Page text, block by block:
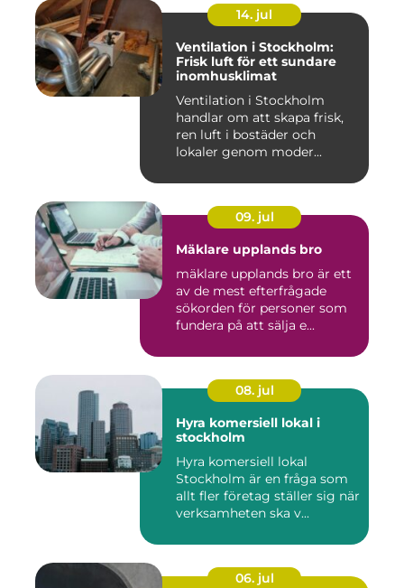
14. jul
Ventilation i Stockholm:
Frisk luft för ett sundare
inomhusklimat
Ventilation i Stockholm
handlar om att skapa frisk,
ren luft i bostäder och
lokaler genom moder...
09. jul
Mäklare upplands bro
mäklare upplands bro är ett
av de mest efterfrågade
sökorden för personer som
fundera på att sälja e...
08. jul
Hyra komersiell lokal i
stockholm
Hyra komersiell lokal
Stockholm är en fråga som
allt fler företag ställer sig när
verksamheten ska v...
06. jul